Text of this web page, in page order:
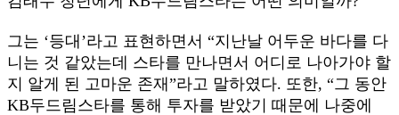
그는 ‘등대’라고 표현하면서 “지난날 어두운 바다를 다
니는 것 같았는데 스타를 만나면서 어디로 나아가야 할
지 알게 된 고마운 존재”라고 말하였다. 또한, “그 동안
KB두드림스타를 통해 투자를 받았기 때문에 나중에